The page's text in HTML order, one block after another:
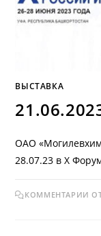
ВЫСТАВКА
ОАО
28.07.23 в X
КОММЕНТАРИИ